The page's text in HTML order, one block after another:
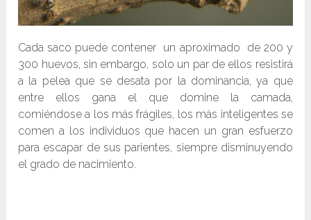
Cada saco puede contener un aproximado de 200 y
300 huevos, sin embargo, solo un par de ellos resistirá
a la pelea que se desata por la dominancia, ya que
entre ellos gana el que domine la camada,
comiéndose a los más frágiles, los más inteligentes se
comen a los individuos que hacen un gran esfuerzo
para escapar de sus parientes, siempre disminuyendo
el grado de nacimiento.